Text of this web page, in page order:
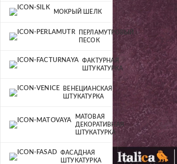
МОКРЫЙ ШЕЛК
ПЕРЛАМУТРОВЫЙ
ПЕСОК
ФАКТУРНАЯ
ШТУКАТУРКА
ВЕНЕЦИАНСКАЯ
ШТУКАТУРКА
МАТОВАЯ
ДЕКОРАТИВНАЯ
ШТУКАТУРКА
ФАСАДНАЯ
ШТУКАТУРКА